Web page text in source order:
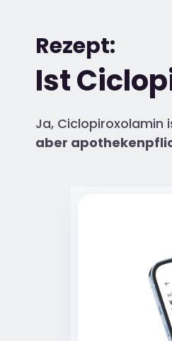
Rezept:
Ist
Ja, Ciclopiroxolamin
aber